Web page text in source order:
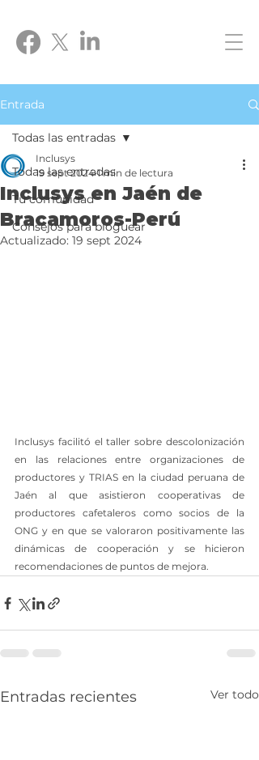
Entrada
Todas las entradas
Tu comunidad
Consejos para bloguear
Todas las entradas
Inclusys en Jaén de
Bracamoros-Perú
Inclusys
19 sept 2024 1 min de lectura
Actualizado: 19 sept 2024
Inclusys facilitó el taller sobre descolonización
en las relaciones entre organizaciones de
productores y TRIAS en la ciudad peruana de
Jaén al que asistieron cooperativas de
productores cafetaleros como socios de la
ONG y en que se valoraron positivamente las
dinámicas de cooperación y se hicieron
recomendaciones de puntos de mejora.
Entradas recientes Ver todo